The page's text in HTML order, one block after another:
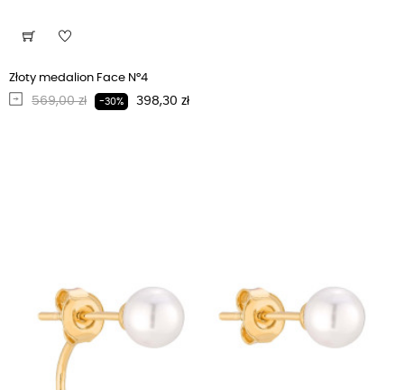
Złoty medalion Face N°4
Regularna cena
569,00 zł -30% Cena
398,30 zł